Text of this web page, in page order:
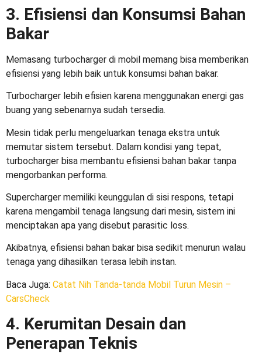
3. Efisiensi dan Konsumsi Bahan
Bakar
Memasang turbocharger di mobil memang bisa memberikan
efisiensi yang lebih baik untuk konsumsi bahan bakar.
Turbocharger lebih efisien karena menggunakan energi gas
buang yang sebenarnya sudah tersedia.
Mesin tidak perlu mengeluarkan tenaga ekstra untuk
memutar sistem tersebut. Dalam kondisi yang tepat,
turbocharger bisa membantu efisiensi bahan bakar tanpa
mengorbankan performa.
Supercharger memiliki keunggulan di sisi respons, tetapi
karena mengambil tenaga langsung dari mesin, sistem ini
menciptakan apa yang disebut parasitic loss.
Akibatnya, efisiensi bahan bakar bisa sedikit menurun walau
tenaga yang dihasilkan terasa lebih instan.
Baca Juga: Catat Nih Tanda-tanda Mobil Turun Mesin –
CarsCheck
4. Kerumitan Desain dan
Penerapan Teknis